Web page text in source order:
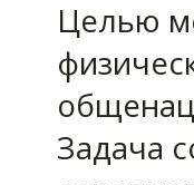
Целью
Задача